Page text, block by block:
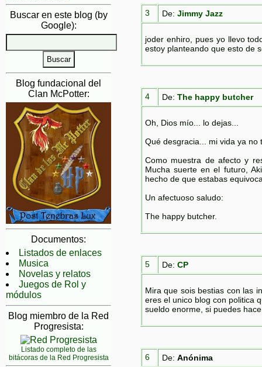
Buscar en este blog (by
Google):
Blog fundacional del
Clan McPotter:
Documentos:
Listados de enlaces
Musica
Novelas y relatos
Juegos de Rol y
módulos
Blog miembro de la Red
Progresista:
Listado completo de las
bitácoras de la Red Progresista
3 De: Jimmy Jazz
joder enhiro, pues yo llevo
estoy planteando que esto de
4 De: The happy butcher
Oh, Dios mío... lo dejas...
Qué desgracia... mi vida ya no
Como muestra de afecto y
Mucha suerte en el futuro,
hecho de que estabas
Un afectuoso saludo:
The happy butcher.
5 De: CP
Mira que sois bestias con las
eres el unico blog con politica
sueldo enorme, si puedes
6 De: Anónima